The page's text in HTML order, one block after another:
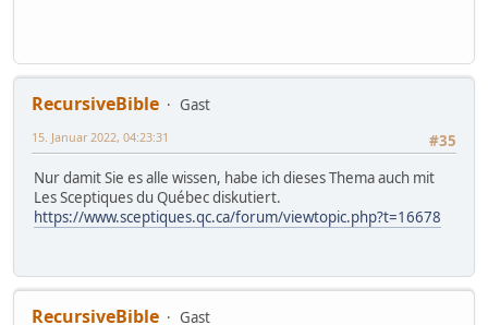
RecursiveBible
Gast
#35
15. Januar 2022, 04:23:31
Nur damit Sie es alle wissen, habe ich dieses Thema auch mit
Les Sceptiques du Québec diskutiert.
https://www.sceptiques.qc.ca/forum/viewtopic.php?t=16678
RecursiveBible
Gast